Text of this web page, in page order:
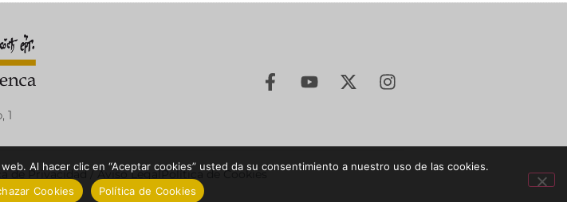
1
de Privacidad / Aviso LegalPolítica de Cookies
Al hacer clic en “Aceptar cookies” usted da su consentimiento a nuestro uso de las cookies.
Cookies Política de Cookies